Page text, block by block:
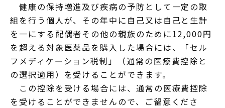
健康の保持増進及び疾病の予防として一定の取
組を行う個人が、その年中に自己又は自己と生計
を一にする配偶者その他の親族のために12,000円
を超える対象医薬品を購入した場合には、「セル
フメディケーション税制」（通常の医療費控除と
の選択適用）を受けることができます。
この控除を受ける場合には、通常の医療費控除
を受けることができませんので、ご留意くださ